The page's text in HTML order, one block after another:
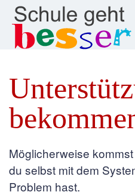
Möglicherweise
du selbst mit dem
Problem hast.